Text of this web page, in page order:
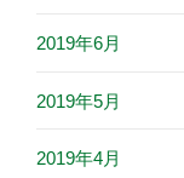
2019年6月
2019年5月
2019年4月